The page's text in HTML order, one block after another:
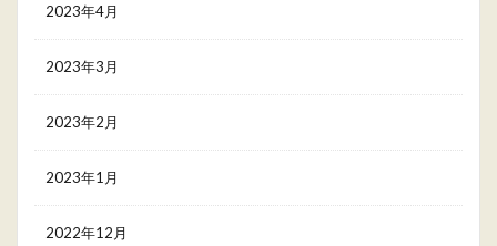
2023年4月
2023年3月
2023年2月
2023年1月
2022年12月